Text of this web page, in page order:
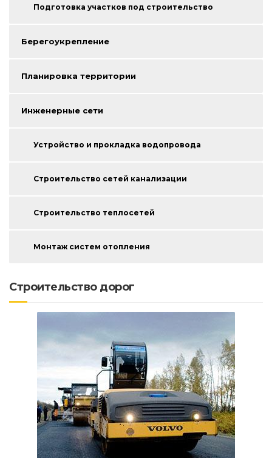
Подготовка участков под строительство
Берегоукрепление
Планировка территории
Инженерные сети
Устройство и прокладка водопровода
Строительство сетей канализации
Строительство теплосетей
Монтаж систем отопления
Строительство дорог